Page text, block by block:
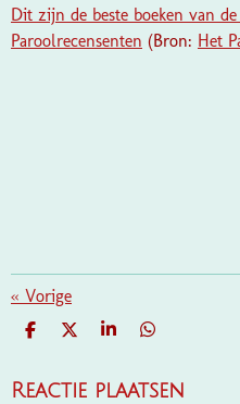
Dit zijn de beste boeken van
Paroolrecensenten (Bron: Het
« Vorige
D
E
D
L
S
R
D
E
Reactie plaatsen